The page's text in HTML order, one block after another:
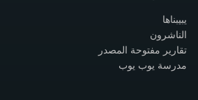
يبيبناها
الناشرون
تقارير مفتوحة المصدر
مدرسة يوب يوب